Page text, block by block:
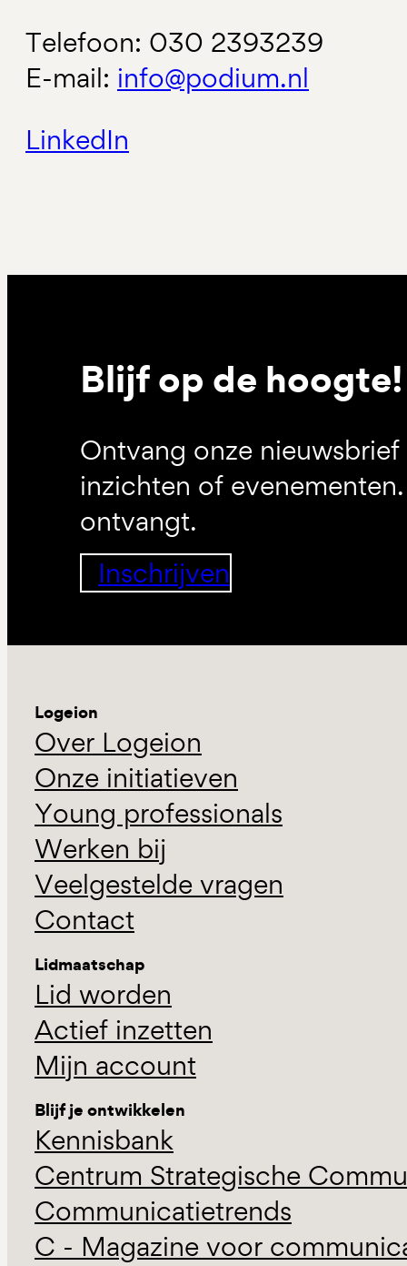
Telefoon: 030 2393239
E-mail: info@podium.nl
LinkedIn
Blijf op de hoogte!
Ontvang onze
inzichten of
ontvangt.
Inschrijven
Logeion
Over Logeion
Onze initiatieven
Young professionals
Werken bij
Veelgestelde vragen
Contact
Lidmaatschap
Lid worden
Actief inzetten
Mijn account
Blijf je ontwikkelen
Kennisbank
Centrum Strategische
Communicatietrends
C - Magazine voor